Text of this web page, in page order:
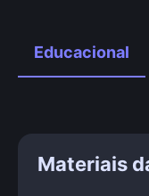
Educacional
Materiais